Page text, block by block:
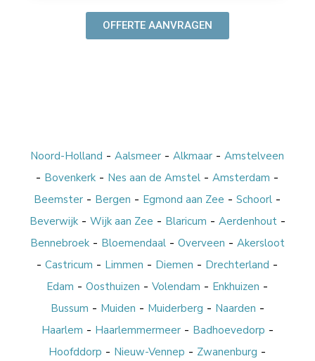
OFFERTE AANVRAGEN
Noord-Holland -Aalsmeer -Alkmaar -Amstelveen
- Bovenkerk - Nes aan de Amstel -Amsterdam -
Beemster - Bergen - Egmond aan Zee -Schoorl -
Beverwijk- Wijk aan Zee - Blaricum - Aerdenhout-
Bennebroek- Bloemendaal- Overveen - Akersloot
-Castricum - Limmen - Diemen - Drechterland -
Edam -Oosthuizen -Volendam - Enkhuizen -
Bussum - Muiden - Muiderberg - Naarden -
Haarlem - Haarlemmermeer- Badhoevedorp -
Hoofddorp - Nieuw-Vennep - Zwanenburg -